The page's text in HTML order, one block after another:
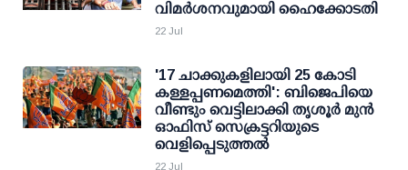
വിമര്‍ശനവുമായി ഹൈക്കോടതി
22 Jul
'17 ചാക്കുകളിലായി 25 കോടി
കള്ളപ്പണമെത്തി': ബിജെപിയെ
വീണ്ടും വെട്ടിലാക്കി തൃശൂര്‍ മുന്‍
ഓഫിസ് സെക്രട്ടറിയുടെ
വെളിപ്പെടുത്തല്‍
22 Jul